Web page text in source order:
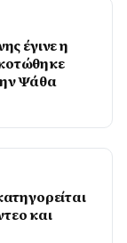
έγινε η
Ψάθα
και